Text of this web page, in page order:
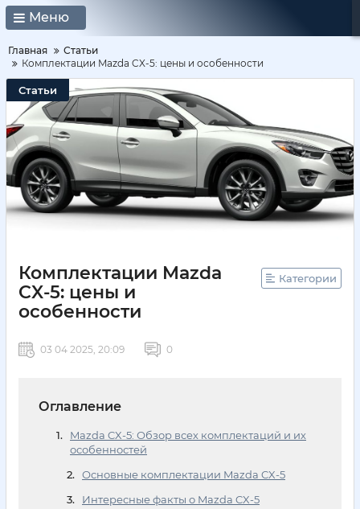
Меню
Главная
Статьи
Комплектации Mazda CX-5: цены и особенности
Статьи
Комплектации Mazda
CX-5: цены и
особенности
Категории
03 04 2025, 20:09 0
Оглавление
Mazda CX-5: Обзор всех комплектаций и их
особенностей
Основные комплектации Mazda CX-5
Интересные факты о Mazda CX-5